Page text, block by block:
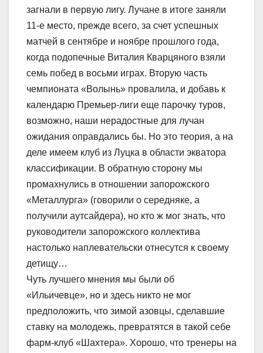
загнали в первую лигу. Лучане в итоге заняли
11-е место, прежде всего, за счет успешных
матчей в сентябре и ноябре прошлого года,
когда подопечные Виталия Кварцяного взяли
семь побед в восьми играх. Вторую часть
чемпионата «Волынь» провалила, и добавь к
календарю Премьер-лиги еще парочку туров,
возможно, наши нерадостные для лучан
ожидания оправдались бы. Но это теория, а на
деле имеем клуб из Луцка в области экватора
классификации. В обратную сторону мы
промахнулись в отношении запорожского
«Металлурга» (говорили о середняке, а
получили аутсайдера), но кто ж мог знать, что
руководители запорожского коллектива
настолько наплевательски отнесутся к своему
детищу…
Чуть лучшего мнения мы были об
«Ильичевце», но и здесь никто не мог
предположить, что зимой азовцы, сделавшие
ставку на молодежь, превратятся в такой себе
фарм-клуб «Шахтера». Хорошо, что тренеры на